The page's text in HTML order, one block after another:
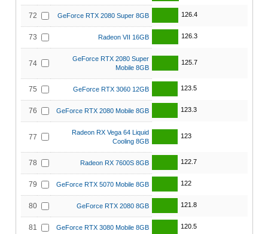
72 GeForce RTX 2080 Super 8GB 126.4
73 Radeon VII 16GB 126.3
74
GeForce RTX 2080 Super
Mobile 8GB
125.7
75 GeForce RTX 3060 12GB 123.5
76 GeForce RTX 2080 Mobile 8GB 123.3
77
Radeon RX Vega 64 Liquid
Cooling 8GB
123
78 Radeon RX 7600S 8GB 122.7
79 GeForce RTX 5070 Mobile 8GB 122
80 GeForce RTX 2080 8GB 121.8
81 GeForce RTX 3080 Mobile 8GB 120.5